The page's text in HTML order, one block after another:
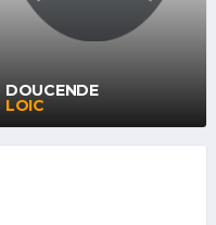
DOUCENDE
LOIC